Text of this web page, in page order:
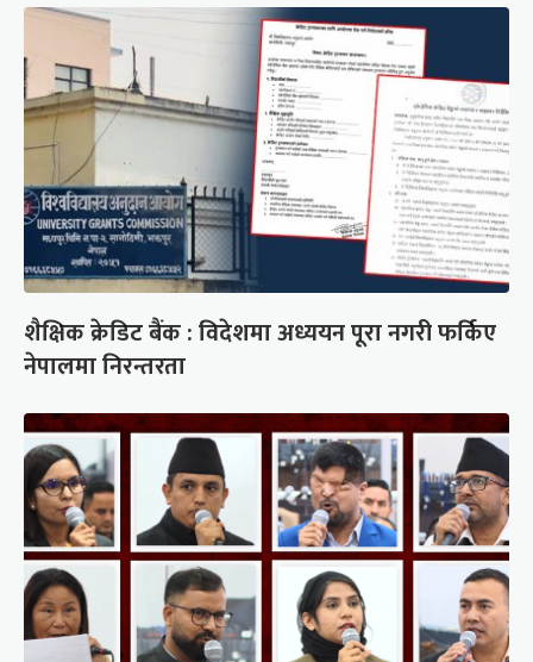
शैक्षिक क्रेडिट बैंक : विदेशमा अध्ययन पूरा नगरी फर्किए
नेपालमा निरन्तरता